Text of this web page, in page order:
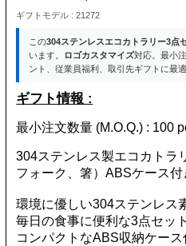
ギフトモデル : 21272
この304ステンレスエコカトラリー3点
います。
ロゴカスタマイズ対応。最小
ント、従業員福利、取引先ギフトに最適
ギフト情報 :
最小注文数量 (M.O.Q.) : 100
304ステンレス製エコカトラ
フォーク、箸）ABSケース付
環境に優しい304ステンレス
毎日の食事に便利な3点セット
コンパクトなABS収納ケース